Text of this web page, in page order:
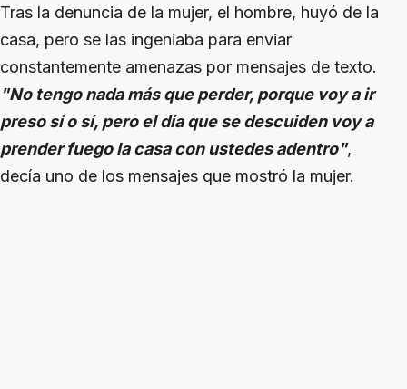
Tras la denuncia de la mujer, el hombre, huyó de la
casa, pero se las ingeniaba para enviar
constantemente amenazas por mensajes de texto.
"No tengo nada más que perder, porque voy a ir
preso sí o sí, pero el día que se descuiden voy a
prender fuego la casa con ustedes adentro",
decía uno de los mensajes que mostró la mujer.